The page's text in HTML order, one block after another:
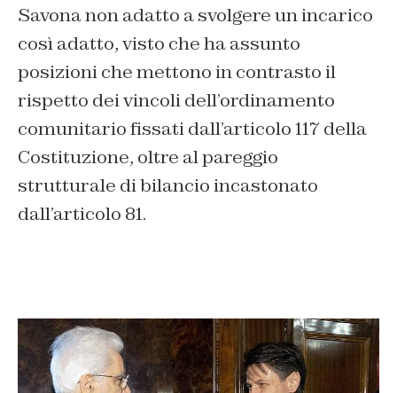
Savona non adatto a svolgere un incarico
così adatto, visto che ha assunto
posizioni che mettono in contrasto il
rispetto dei vincoli dell’ordinamento
comunitario fissati dall’articolo 117 della
Costituzione, oltre al pareggio
strutturale di bilancio incastonato
dall’articolo 81.